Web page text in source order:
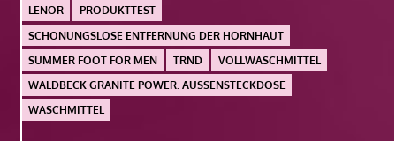
LENOR
PRODUKTTEST
SCHONUNGSLOSE ENTFERNUNG DER HORNHAUT
SUMMER FOOT FOR MEN
TRND
VOLLWASCHMITTEL
WALDBECK GRANITE POWER. AUSSENSTECKDOSE
WASCHMITTEL